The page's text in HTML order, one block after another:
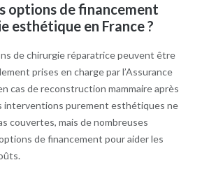
options de financement
esthétique en France ?
de chirurgie réparatrice peuvent être
prises en charge par l’Assurance
cas de reconstruction mammaire après
interventions purement esthétiques ne
couvertes, mais de nombreuses
de financement pour aider les